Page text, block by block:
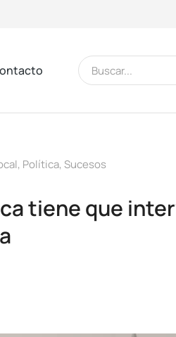
, Política, Sucesos
tiene que